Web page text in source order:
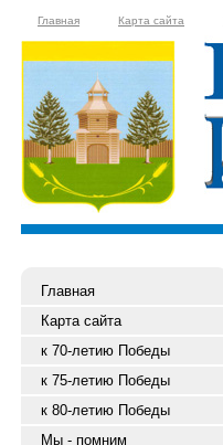
Главная Карта сайта
Главная
Карта сайта
к 70-летию Победы
к 75-летию Победы
к 80-летию Победы
Мы - помним